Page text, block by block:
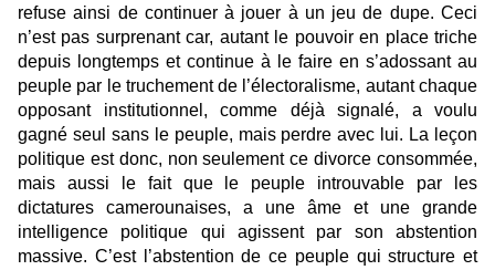
refuse ainsi de continuer à jouer à un jeu de dupe. Ceci
n’est pas surprenant car, autant le pouvoir en place triche
depuis longtemps et continue à le faire en s’adossant au
peuple par le truchement de l’électoralisme, autant chaque
opposant institutionnel, comme déjà signalé, a voulu
gagné seul sans le peuple, mais perdre avec lui. La leçon
politique est donc, non seulement ce divorce consommée,
mais aussi le fait que le peuple introuvable par les
dictatures camerounaises, a une âme et une grande
intelligence politique qui agissent par son abstention
massive. C’est l’abstention de ce peuple qui structure et